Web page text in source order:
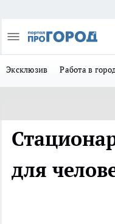
Эксклюзив Работа в
для